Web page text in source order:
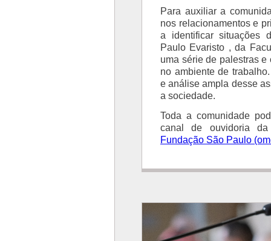
Para auxiliar a
nos relacionamentos e
a identificar situações
Paulo Evaristo , da
uma série de palestras
no ambiente de
e análise ampla desse
a sociedade.
Toda a comunidade
canal de ouvidoria
Fundação São Paulo